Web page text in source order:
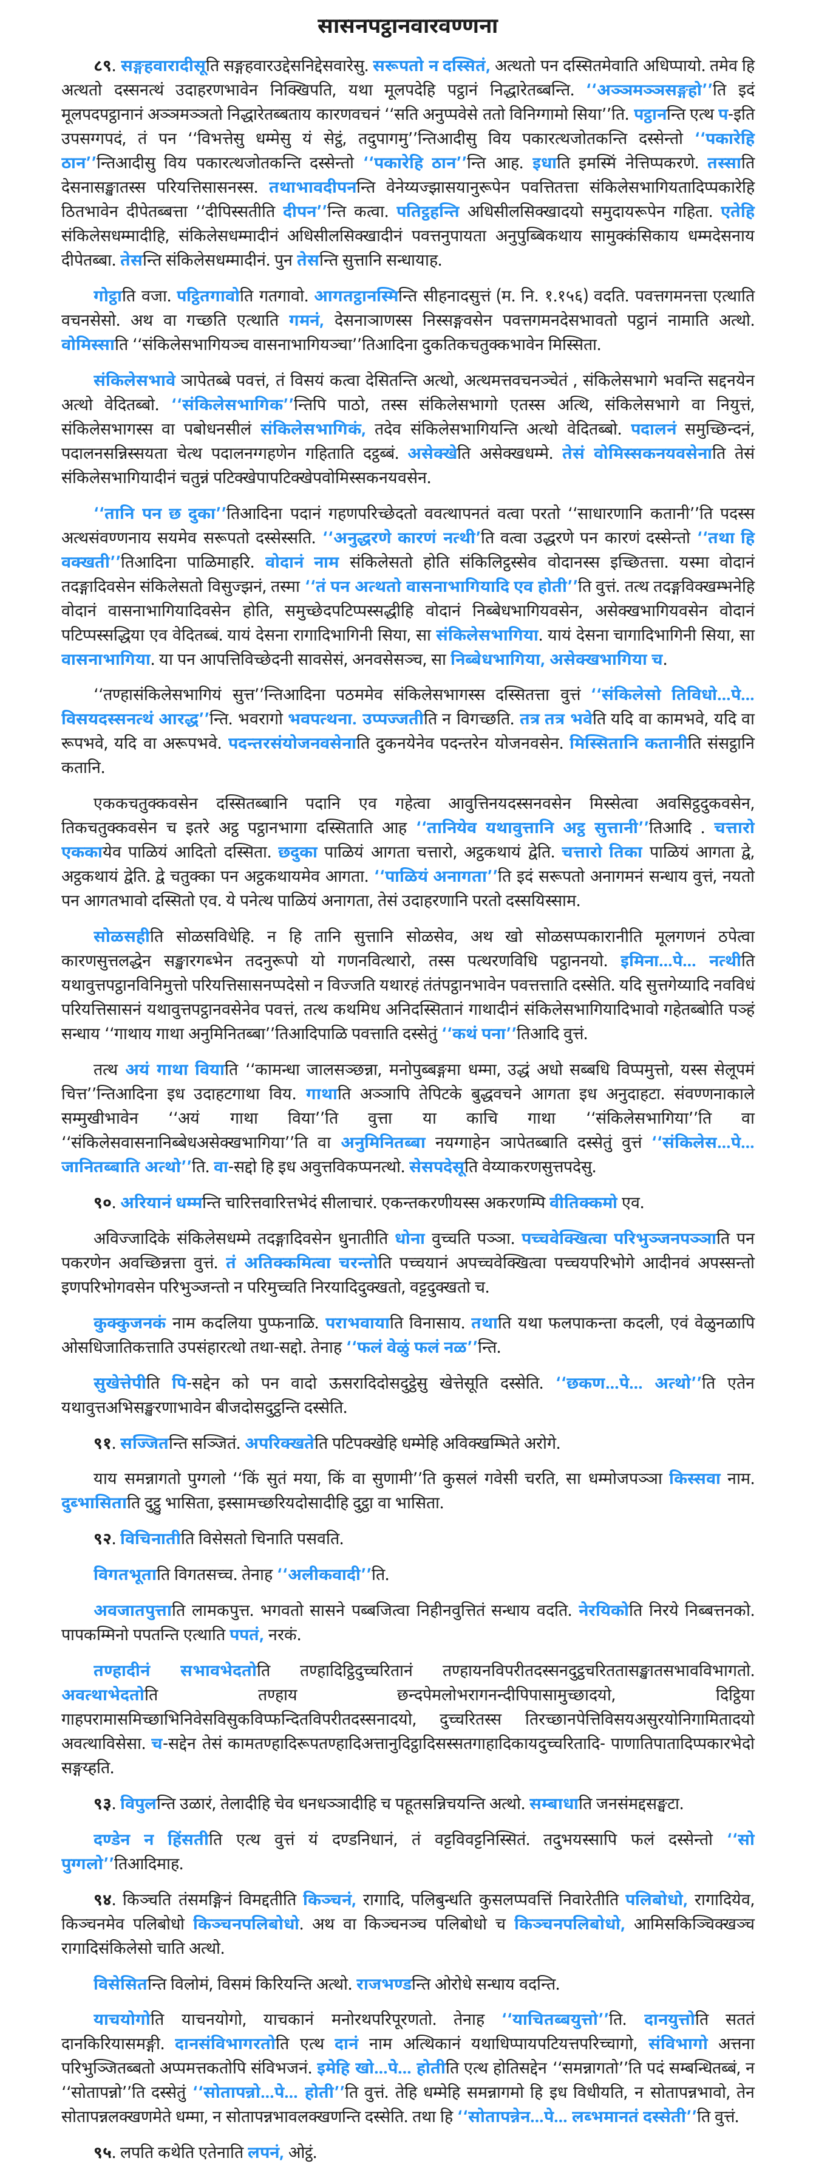
सासनपट्ठानवारवण्णना
८९. सङ्गहवारादीसूति सङ्गहवारउद्देसनिद्देसवारेसु.सरूपतो न दस्सितं, अत्थतो पन दस्सितमेवाति अधिप्पायो. तमेव हि
अत्थतो दस्सनत्थं उदाहरणभावेन निक्खिपति, यथा मूलपदेहि पट्ठानं निद्धारेतब्बन्ति. ‘‘अञ्ञमञ्ञसङ्गहो’’ति इदं
मूलपदपट्ठानानं अञ्ञमञ्ञतो निद्धारेतब्बताय कारणवचनं ‘‘सति अनुप्पवेसे ततो विनिग्गामो सिया’’ति. पट्ठानन्ति एत्थप-इति
उपसग्गपदं, तं पन ‘‘विभत्तेसु धम्मेसु यं सेट्ठं, तदुपागमु’’न्तिआदीसु विय पकारत्थजोतकन्ति दस्सेन्तो ‘‘पकारेहि
ठान’’न्तिआदीसु विय पकारत्थजोतकन्ति दस्सेन्तो ‘‘पकारेहि ठान’’न्ति आह. इधाति इमस्मिं नेत्तिप्पकरणे.तस्साति
देसनासङ्खातस्स परियत्तिसासनस्स. तथाभावदीपनन्ति वेनेय्यज्झासयानुरूपेन पवत्तितत्ता संकिलेसभागियतादिप्पकारेहि
ठितभावेन दीपेतब्बत्ता ‘‘दीपिस्सतीति दीपन’’न्ति कत्वा.पतिट्ठहन्ति अधिसीलसिक्खादयो समुदायरूपेन गहिता.एतेहि
संकिलेसधम्मादीहि, संकिलेसधम्मादीनं अधिसीलसिक्खादीनं पवत्तनुपायता अनुपुब्बिकथाय सामुक्कंसिकाय धम्मदेसनाय
दीपेतब्बा. तेसन्ति संकिलेसधम्मादीनं. पुनतेसन्ति सुत्तानि सन्धायाह.
गोट्ठाति वजा.पट्ठितगावोति गतगावो. आगतट्ठानस्मिन्ति सीहनादसुत्तं (म. नि. १.१५६) वदति. पवत्तगमनत्ता एत्थाति
वचनसेसो. अथ वा गच्छति एत्थातिगमनं, देसनाञाणस्स निस्सङ्गवसेन पवत्तगमनदेसभावतो पट्ठानं नामाति अत्थो.
वोमिस्साति ‘‘संकिलेसभागियञ्च वासनाभागियञ्चा’’तिआदिना दुकतिकचतुक्कभावेन मिस्सिता.
संकिलेसभावेञापेतब्बे पवत्तं, तं विसयं कत्वा देसितन्ति अत्थो, अत्थमत्तवचनञ्चेतं , संकिलेसभागे भवन्ति सद्दनयेन
अत्थो वेदितब्बो. ‘‘संकिलेसभागिक’’न्तिपि पाठो, तस्स संकिलेसभागो एतस्स अत्थि, संकिलेसभागे वा नियुत्तं,
संकिलेसभागस्स वा पबोधनसीलं संकिलेसभागिकं, तदेव संकिलेसभागियन्ति अत्थो वेदितब्बो. पदालनंसमुच्छिन्दनं,
पदालनसन्निस्सयता चेत्थ पदालनग्गहणेन गहिताति दट्ठब्बं. असेक्खेति असेक्खधम्मे.तेसं वोमिस्सकनयवसेनाति तेसं
संकिलेसभागियादीनं चतुन्नं पटिक्खेपापटिक्खेपवोमिस्सकनयवसेन.
‘‘तानि पन छ दुका’’तिआदिना पदानं गहणपरिच्छेदतो ववत्थापनतं वत्वा परतो ‘‘साधारणानि कतानी’’ति पदस्स
अत्थसंवण्णनाय सयमेव सरूपतो दस्सेस्सति. ‘‘अनुद्धरणे कारणं नत्थी’ति वत्वा उद्धरणे पन कारणं दस्सेन्तो ‘‘तथा हि
वक्खती’’तिआदिना पाळिमाहरि. वोदानं नामसंकिलेसतो होति संकिलिट्ठस्सेव वोदानस्स इच्छितत्ता. यस्मा वोदानं
तदङ्गादिवसेन संकिलेसतो विसुज्झनं, तस्मा ‘‘तं पन अत्थतो वासनाभागियादि एव होती’’ति वुत्तं. तत्थ तदङ्गविक्खम्भनेहि
वोदानं वासनाभागियादिवसेन होति, समुच्छेदपटिप्पस्सद्धीहि वोदानं निब्बेधभागियवसेन, असेक्खभागियवसेन वोदानं
पटिप्पस्सद्धिया एव वेदितब्बं. यायं देसना रागादिभागिनी सिया, सा संकिलेसभागिया. यायं देसना चागादिभागिनी सिया, सा
वासनाभागिया. या पन आपत्तिविच्छेदनी सावसेसं, अनवसेसञ्च, सानिब्बेधभागिया, असेक्खभागिया च.
‘‘तण्हासंकिलेसभागियं सुत्त’’न्तिआदिना पठममेव संकिलेसभागस्स दस्सितत्ता वुत्तं ‘‘संकिलेसो तिविधो…पे…
विसयदस्सनत्थं आरद्ध’’न्ति. भवरागो भवपत्थना. उप्पज्जतीति न विगच्छति. तत्र तत्र भवेति यदि वा कामभवे, यदि वा
रूपभवे, यदि वा अरूपभवे. पदन्तरसंयोजनवसेनाति दुकनयेनेव पदन्तरेन योजनवसेन.मिस्सितानि कतानीति संसट्ठानि
कतानि.
एककचतुक्कवसेन दस्सितब्बानि पदानि एव गहेत्वा आवुत्तिनयदस्सनवसेन मिस्सेत्वा अवसिट्ठदुकवसेन,
तिकचतुक्कवसेन च इतरे अट्ठ पट्ठानभागा दस्सिताति आह ‘‘तानियेव यथावुत्तानि अट्ठ सुत्तानी’’तिआदि .चत्तारो
एककायेव पाळियं आदितो दस्सिता.छदुकापाळियं आगता चत्तारो, अट्ठकथायं द्वेति. चत्तारो तिकापाळियं आगता द्वे,
अट्ठकथायं द्वेति. द्वे चतुक्का पन अट्ठकथायमेव आगता. ‘‘पाळियं अनागता’’ति इदं सरूपतो अनागमनं सन्धाय वुत्तं, नयतो
पन आगतभावो दस्सितो एव. ये पनेत्थ पाळियं अनागता, तेसं उदाहरणानि परतो दस्सयिस्साम.
सोळसहीति सोळसविधेहि. न हि तानि सुत्तानि सोळसेव, अथ खो सोळसप्पकारानीति मूलगणनं ठपेत्वा
कारणसुत्तलद्धेन सङ्खारगब्भेन तदनुरूपो यो गणनवित्थारो, तस्स पत्थरणविधि पट्ठाननयो.इमिना…पे… नत्थीति
यथावुत्तपट्ठानविनिमुत्तो परियत्तिसासनप्पदेसो न विज्जति यथारहं तंतंपट्ठानभावेन पवत्तत्ताति दस्सेति. यदि सुत्तगेय्यादि नवविधं
परियत्तिसासनं यथावुत्तपट्ठानवसेनेव पवत्तं, तत्थ कथमिध अनिदस्सितानं गाथादीनं संकिलेसभागियादिभावो गहेतब्बोति पञ्हं
सन्धाय ‘‘गाथाय गाथा अनुमिनितब्बा’’तिआदिपाळि पवत्ताति दस्सेतुं ‘‘कथं पना’’तिआदि वुत्तं.
तत्थ अयं गाथा वियाति ‘‘कामन्धा जालसञ्छन्ना, मनोपुब्बङ्गमा धम्मा, उद्धं अधो सब्बधि विप्पमुत्तो, यस्स सेलूपमं
चित्त’’न्तिआदिना इध उदाहटगाथा विय. गाथाति अञ्ञापि तेपिटके बुद्धवचने आगता इध अनुदाहटा. संवण्णनाकाले
सम्मुखीभावेन ‘‘अयं गाथा विया’’ति वुत्ता या काचि गाथा ‘‘संकिलेसभागिया’’ति वा
‘‘संकिलेसवासनानिब्बेधअसेक्खभागिया’’ति वा अनुमिनितब्बानयग्गाहेन ञापेतब्बाति दस्सेतुं वुत्तं ‘‘संकिलेस…पे…
जानितब्बाति अत्थो’’ति. वा-सद्दो हि इध अवुत्तविकप्पनत्थो. सेसपदेसूति वेय्याकरणसुत्तपदेसु.
९०. अरियानं धम्मन्ति चारित्तवारित्तभेदं सीलाचारं. एकन्तकरणीयस्स अकरणम्पिवीतिक्कमोएव.
अविज्जादिके संकिलेसधम्मे तदङ्गादिवसेन धुनातीति धोनावुच्चति पञ्ञा.पच्चवेक्खित्वा परिभुञ्जनपञ्ञाति पन
पकरणेन अवच्छिन्नत्ता वुत्तं. तं अतिक्कमित्वा चरन्तोति पच्चयानं अपच्चवेक्खित्वा पच्चयपरिभोगे आदीनवं अपस्सन्तो
इणपरिभोगवसेन परिभुञ्जन्तो न परिमुच्चति निरयादिदुक्खतो, वट्टदुक्खतो च.
कुक्कुजनकंनाम कदलिया पुप्फनाळि. पराभवायाति विनासाय.तथाति यथा फलपाकन्ता कदली, एवं वेळुनळापि
ओसधिजातिकत्ताति उपसंहारत्थो तथा-सद्दो. तेनाह ‘‘फलं वेळुं फलं नळ’’न्ति.
सुखेत्तेपीतिपि-सद्देन को पन वादो ऊसरादिदोसदुट्ठेसु खेत्तेसूति दस्सेति. ‘‘छकण…पे… अत्थो’’ति एतेन
यथावुत्तअभिसङ्खरणाभावेन बीजदोसदुट्ठन्ति दस्सेति.
९१.सज्जितन्ति सञ्जितं. अपरिक्खतेति पटिपक्खेहि धम्मेहि अविक्खम्भिते अरोगे.
याय समन्नागतो पुग्गलो ‘‘किं सुतं मया, किं वा सुणामी’’ति कुसलं गवेसी चरति, सा धम्मोजपञ्ञा किस्सवानाम.
दुब्भासिताति दुट्ठु भासिता, इस्सामच्छरियदोसादीहि दुट्ठा वा भासिता.
९२.विचिनातीति विसेसतो चिनाति पसवति.
विगतभूताति विगतसच्च. तेनाह ‘‘अलीकवादी’’ति.
अवजातपुत्ताति लामकपुत्त. भगवतो सासने पब्बजित्वा निहीनवुत्तितं सन्धाय वदति. नेरयिकोति निरये निब्बत्तनको.
पापकम्मिनो पपतन्ति एत्थातिपपतं, नरकं.
तण्हादीनं सभावभेदतोति तण्हादिट्ठिदुच्चरितानं तण्हायनविपरीतदस्सनदुट्ठचरिततासङ्खातसभावविभागतो.
अवत्थाभेदतोति तण्हाय छन्दपेमलोभरागनन्दीपिपासामुच्छादयो, दिट्ठिया
गाहपरामासमिच्छाभिनिवेसविसुकविप्फन्दितविपरीतदस्सनादयो, दुच्चरितस्स तिरच्छानपेत्तिविसयअसुरयोनिगामितादयो
अवत्थाविसेसा.च-सद्देन तेसं कामतण्हादिरूपतण्हादिअत्तानुदिट्ठादिसस्सतगाहादिकायदुच्चरितादि- पाणातिपातादिप्पकारभेदो
सङ्गय्हति.
९३.विपुलन्ति उळारं, तेलादीहि चेव धनधञ्ञादीहि च पहूतसन्निचयन्ति अत्थो.सम्बाधाति जनसंमद्दसङ्घटा.
दण्डेन न हिंसतीति एत्थ वुत्तं यं दण्डनिधानं, तं वट्टविवट्टनिस्सितं. तदुभयस्सापि फलं दस्सेन्तो ‘‘सो
पुग्गलो’’तिआदिमाह.
९४. किञ्चति तंसमङ्गिनं विमद्दतीतिकिञ्चनं, रागादि, पलिबुन्धति कुसलप्पवत्तिं निवारेतीतिपलिबोधो, रागादियेव,
किञ्चनमेव पलिबोधो किञ्चनपलिबोधो. अथ वा किञ्चनञ्च पलिबोधो चकिञ्चनपलिबोधो, आमिसकिञ्चिक्खञ्च
रागादिसंकिलेसो चाति अत्थो.
विसेसितन्ति विलोमं, विसमं किरियन्ति अत्थो.राजभण्डन्ति ओरोधे सन्धाय वदन्ति.
याचयोगोति याचनयोगो, याचकानं मनोरथपरिपूरणतो. तेनाह ‘‘याचितब्बयुत्तो’’ति. दानयुत्तोति सततं
दानकिरियासमङ्गी.दानसंविभागरतोति एत्थदानंनाम अत्थिकानं यथाधिप्पायपटियत्तपरिच्चागो, संविभागोअत्तना
परिभुञ्जितब्बतो अप्पमत्तकतोपि संविभजनं.इमेहि खो…पे… होतीति एत्थ होतिसद्देन ‘‘समन्नागतो’’ति पदं सम्बन्धितब्बं, न
‘‘सोतापन्नो’’ति दस्सेतुं ‘‘सोतापन्नो…पे… होती’’ति वुत्तं. तेहि धम्मेहि समन्नागमो हि इध विधीयति, न सोतापन्नभावो, तेन
सोतापन्नलक्खणमेते धम्मा, न सोतापन्नभावलक्खणन्ति दस्सेति. तथा हि ‘‘सोतापन्नेन…पे… लब्भमानतं दस्सेती’’ति वुत्तं.
९५. लपति कथेति एतेनातिलपनं, ओट्ठं.